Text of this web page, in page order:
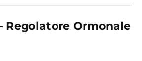
Regolatore Ormonale